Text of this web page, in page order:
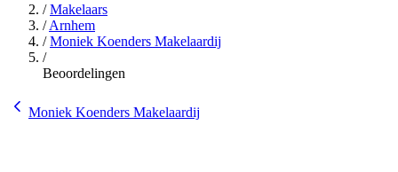
/Makelaars
/Arnhem
/Moniek Koenders Makelaardij
/
Beoordelingen
Moniek Koenders Makelaardij